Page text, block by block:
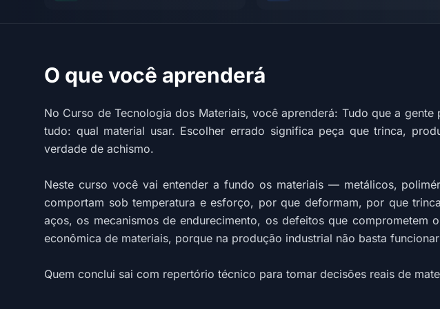
O que você aprenderá
No Curso de Tecnologia dos Materiais, você aprenderá: Tudo que a
tudo: qual material usar. Escolher errado significa peça que trinca,
verdade de achismo.
Neste curso você vai entender a fundo os materiais — metálicos,
comportam sob temperatura e esforço, por que deformam, por que
aços, os mecanismos de endurecimento, os defeitos que comprometem
econômica de materiais, porque na produção industrial não basta
Quem conclui sai com repertório técnico para tomar decisões reais de